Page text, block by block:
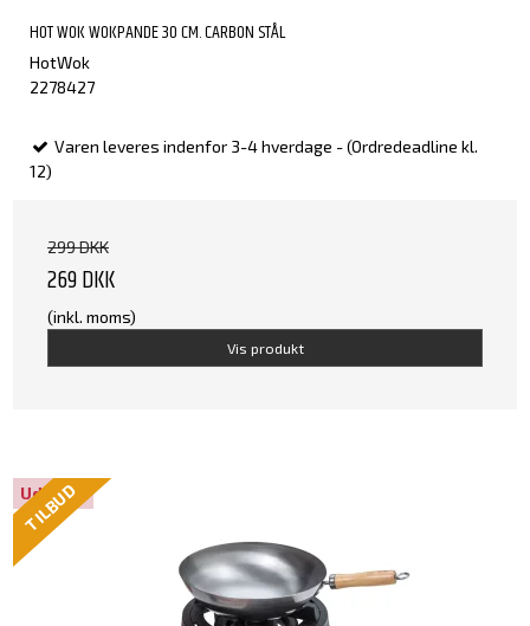
HOT WOK WOKPANDE 30 CM. CARBON STÅL
HotWok
2278427
Varen leveres indenfor 3-4 hverdage - (Ordredeadline kl.
12)
299 DKK
269 DKK
(inkl. moms)
Vis produkt
TILBUD
Udsolgt